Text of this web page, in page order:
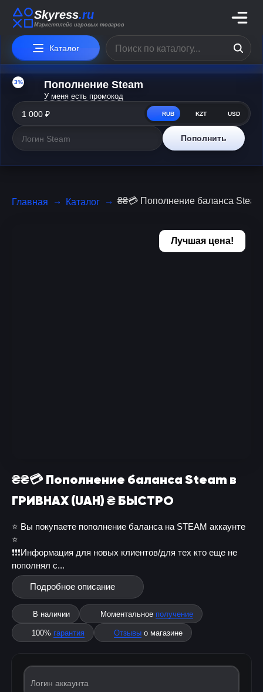
Skyress.ru
Маркетплейс игровых товаров
Каталог
3% Пополнение Steam
У меня есть промокод
RUB KZT USD
Пополнить
Главная Каталог ₴₴💳 Пополнение баланса
Лучшая цена!
₴₴💳 Пополнение баланса Steam в
ГРИВНАХ (UAH) ₴ БЫСТРО
⭐️ Вы покупаете пополнение баланса на STEAM аккаунте
⭐️
❗❗❗Информация для новых клиентов/для тех кто еще не
пополнял с...
Подробное описание
В наличии Моментальное получение
100% гарантия Отзывы о магазине
Логин аккаунта